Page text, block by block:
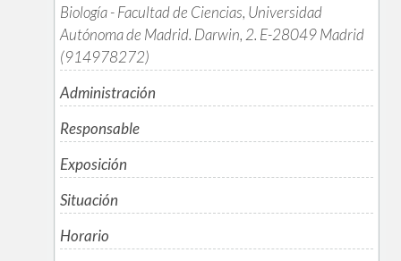
Biología - Facultad de Ciencias, Universidad
Autónoma de Madrid. Darwin, 2. E-28049 Madrid
(914978272)
Administración
Responsable
Exposición
Situación
Horario